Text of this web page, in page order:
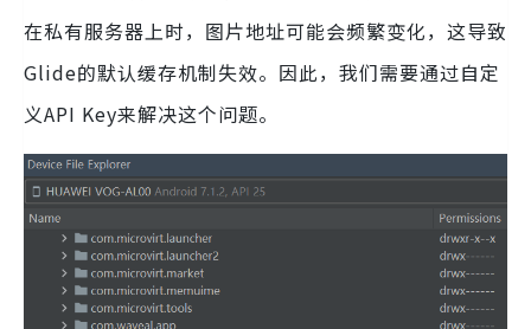
在私有服务器上时，图片地址可能会频繁变化，这导致
Glide的默认缓存机制失效。因此，我们需要通过自定
义API Key来解决这个问题。